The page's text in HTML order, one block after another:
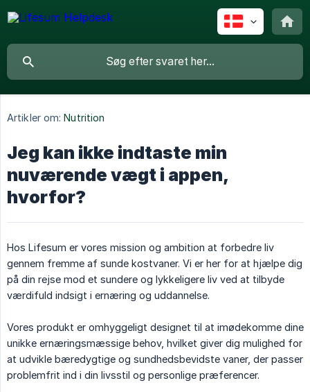
Artikler om: Nutrition
Jeg kan ikke indtaste min
nuværende vægt i appen,
hvorfor?
Hos Lifesum er vores mission og ambition at forbedre liv
gennem fremme af sunde kostvaner. Vi er her for at hjælpe dig
på din rejse mod et sundere og lykkeligere liv ved at tilbyde
værdifuld indsigt i ernæring og uddannelse.
Vores produkt er omhyggeligt designet til at imødekomme dine
unikke ernæringsmæssige behov, hvilket giver dig mulighed for
at udvikle bæredygtige og sundhedsbevidste vaner, der passer
problemfrit ind i din livsstil og personlige præferencer.